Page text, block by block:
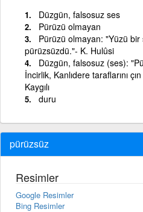
Düzgün, falsosuz ses
Pürüzü olmayan
Pürüzü olmayan: "Yüzü
pürüzsüzdü."- K. Hulûsi
Düzgün, falsosuz (ses):
İncirlik, Kanlıdere taraflarını
Kaygılı
duru
pürüzsüz
Resimler
Google Resimler
Bing Resimler